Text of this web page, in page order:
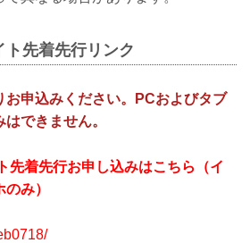
先着先行リンク
申込みください。PCおよびタブ
できません。
着先行お申し込みはこちら（イ
み）